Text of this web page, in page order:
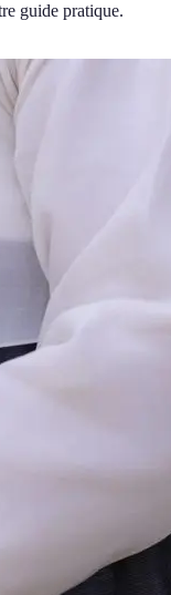
guide pratique.